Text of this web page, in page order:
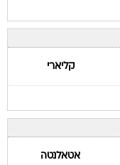
קליארי
אטאלנטה